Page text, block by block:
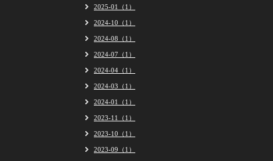
2025-01（1）
2024-10（1）
2024-08（1）
2024-07（1）
2024-04（1）
2024-03（1）
2024-01（1）
2023-11（1）
2023-10（1）
2023-09（1）